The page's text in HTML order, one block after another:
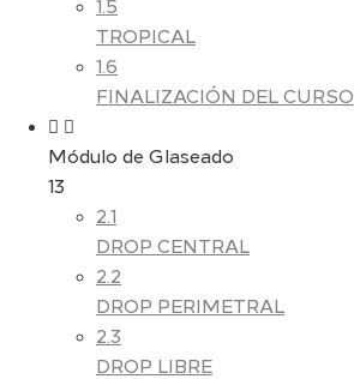
1.5
TROPICAL
1.6
FINALIZACIÓN DEL CURSO
Módulo de Glaseado
13
2.1
DROP CENTRAL
2.2
DROP PERIMETRAL
2.3
DROP LIBRE